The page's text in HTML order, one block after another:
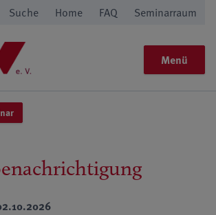
Suche Home FAQ Seminarraum
Menü